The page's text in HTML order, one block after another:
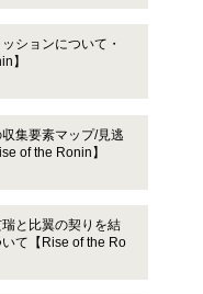
ションについて・
】
集要素マップ/見逃
of the Ronin】
瑞と比翼の契りを結
て【Rise of the Ro